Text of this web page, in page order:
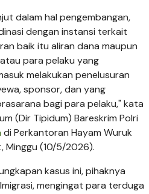
dalam hal pengembangan,
dengan instansi terkait
baik itu aliran dana maupun
para pelaku yang
melakukan penelusuran
sponsor, dan yang
bagi para pelaku," kata
(Dir Tipidum) Bareskrim Polri
di Perkantoran Hayam Wuruk
Minggu (10/5/2026).
kasus ini, pihaknya
mengingat para terduga